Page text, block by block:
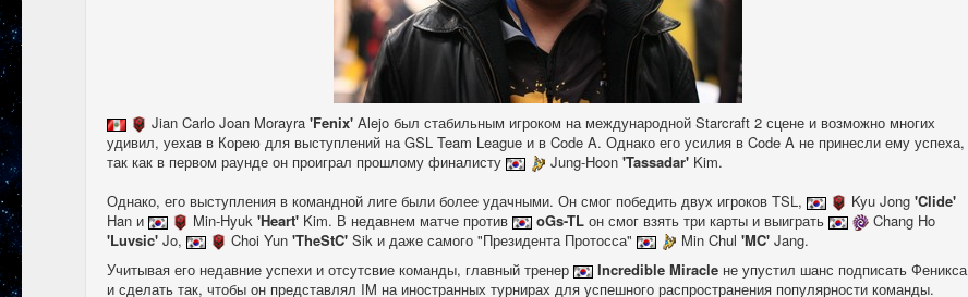
Jian Carlo Joan Morayra 'Fenix' Alejo был стабильным игроком на международной Starcraft 2 сцене и возможно многих
удивил, уехав в Корею для выступлений на GSL Team League и в Code A. Однако его усилия в Code A не принесли ему успеха,
так как в первом раунде он проиграл прошлому финалисту
Jung-Hoon 'Tassadar'Kim.
Однако, его выступления в командной лиге были более удачными. Он смог победить двух игроков TSL,
Kyu Jong 'Clide'
Han и
Min-Hyuk 'Heart' Kim. В недавнем матче против oGs-TLон смог взять три карты и выиграть
Chang Ho
'Luvsic' Jo, Choi Yun 'TheStC' Sik и даже самого "Президента Протосса" Min Chul 'MC'Jang.
Учитывая его недавние успехи и отсутсвие команды, главный тренер
Incredible Miracleне упустил шанс подписать Феникса
и сделать так, чтобы он представлял IM на иностранных турнирах для успешного распространения популярности команды.